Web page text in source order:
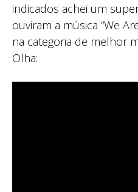
indicados achei um
ouviram a música “We
na categoria de melhor
Olha: